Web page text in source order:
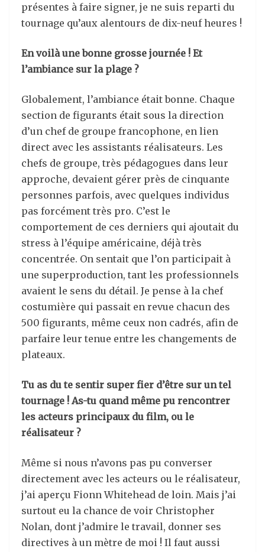
présentes à faire signer, je ne suis reparti du
tournage qu’aux alentours de dix-neuf heures !
En voilà une bonne grosse journée ! Et
l’ambiance sur la plage ?
Globalement, l’ambiance était bonne. Chaque
section de figurants était sous la direction
d’un chef de groupe francophone, en lien
direct avec les assistants réalisateurs. Les
chefs de groupe, très pédagogues dans leur
approche, devaient gérer près de cinquante
personnes parfois, avec quelques individus
pas forcément très pro. C’est le
comportement de ces derniers qui ajoutait du
stress à l’équipe américaine, déjà très
concentrée. On sentait que l’on participait à
une superproduction, tant les professionnels
avaient le sens du détail. Je pense à la chef
costumière qui passait en revue chacun des
500 figurants, même ceux non cadrés, afin de
parfaire leur tenue entre les changements de
plateaux.
Tu as du te sentir super fier d’être sur un tel
tournage ! As-tu quand même pu rencontrer
les acteurs principaux du film, ou le
réalisateur ?
Même si nous n’avons pas pu converser
directement avec les acteurs ou le réalisateur,
j’ai aperçu Fionn Whitehead de loin. Mais j’ai
surtout eu la chance de voir Christopher
Nolan, dont j’admire le travail, donner ses
directives à un mètre de moi ! Il faut aussi